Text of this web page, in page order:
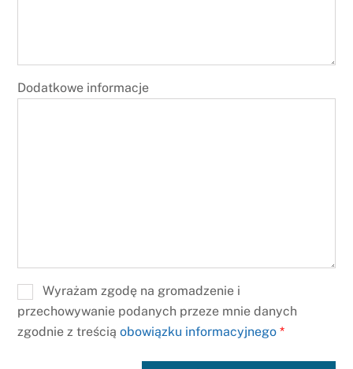
Dodatkowe informacje
Wyrażam zgodę na gromadzenie i
przechowywanie podanych przeze mnie danych
zgodnie z treściąobowiązku informacyjnego *